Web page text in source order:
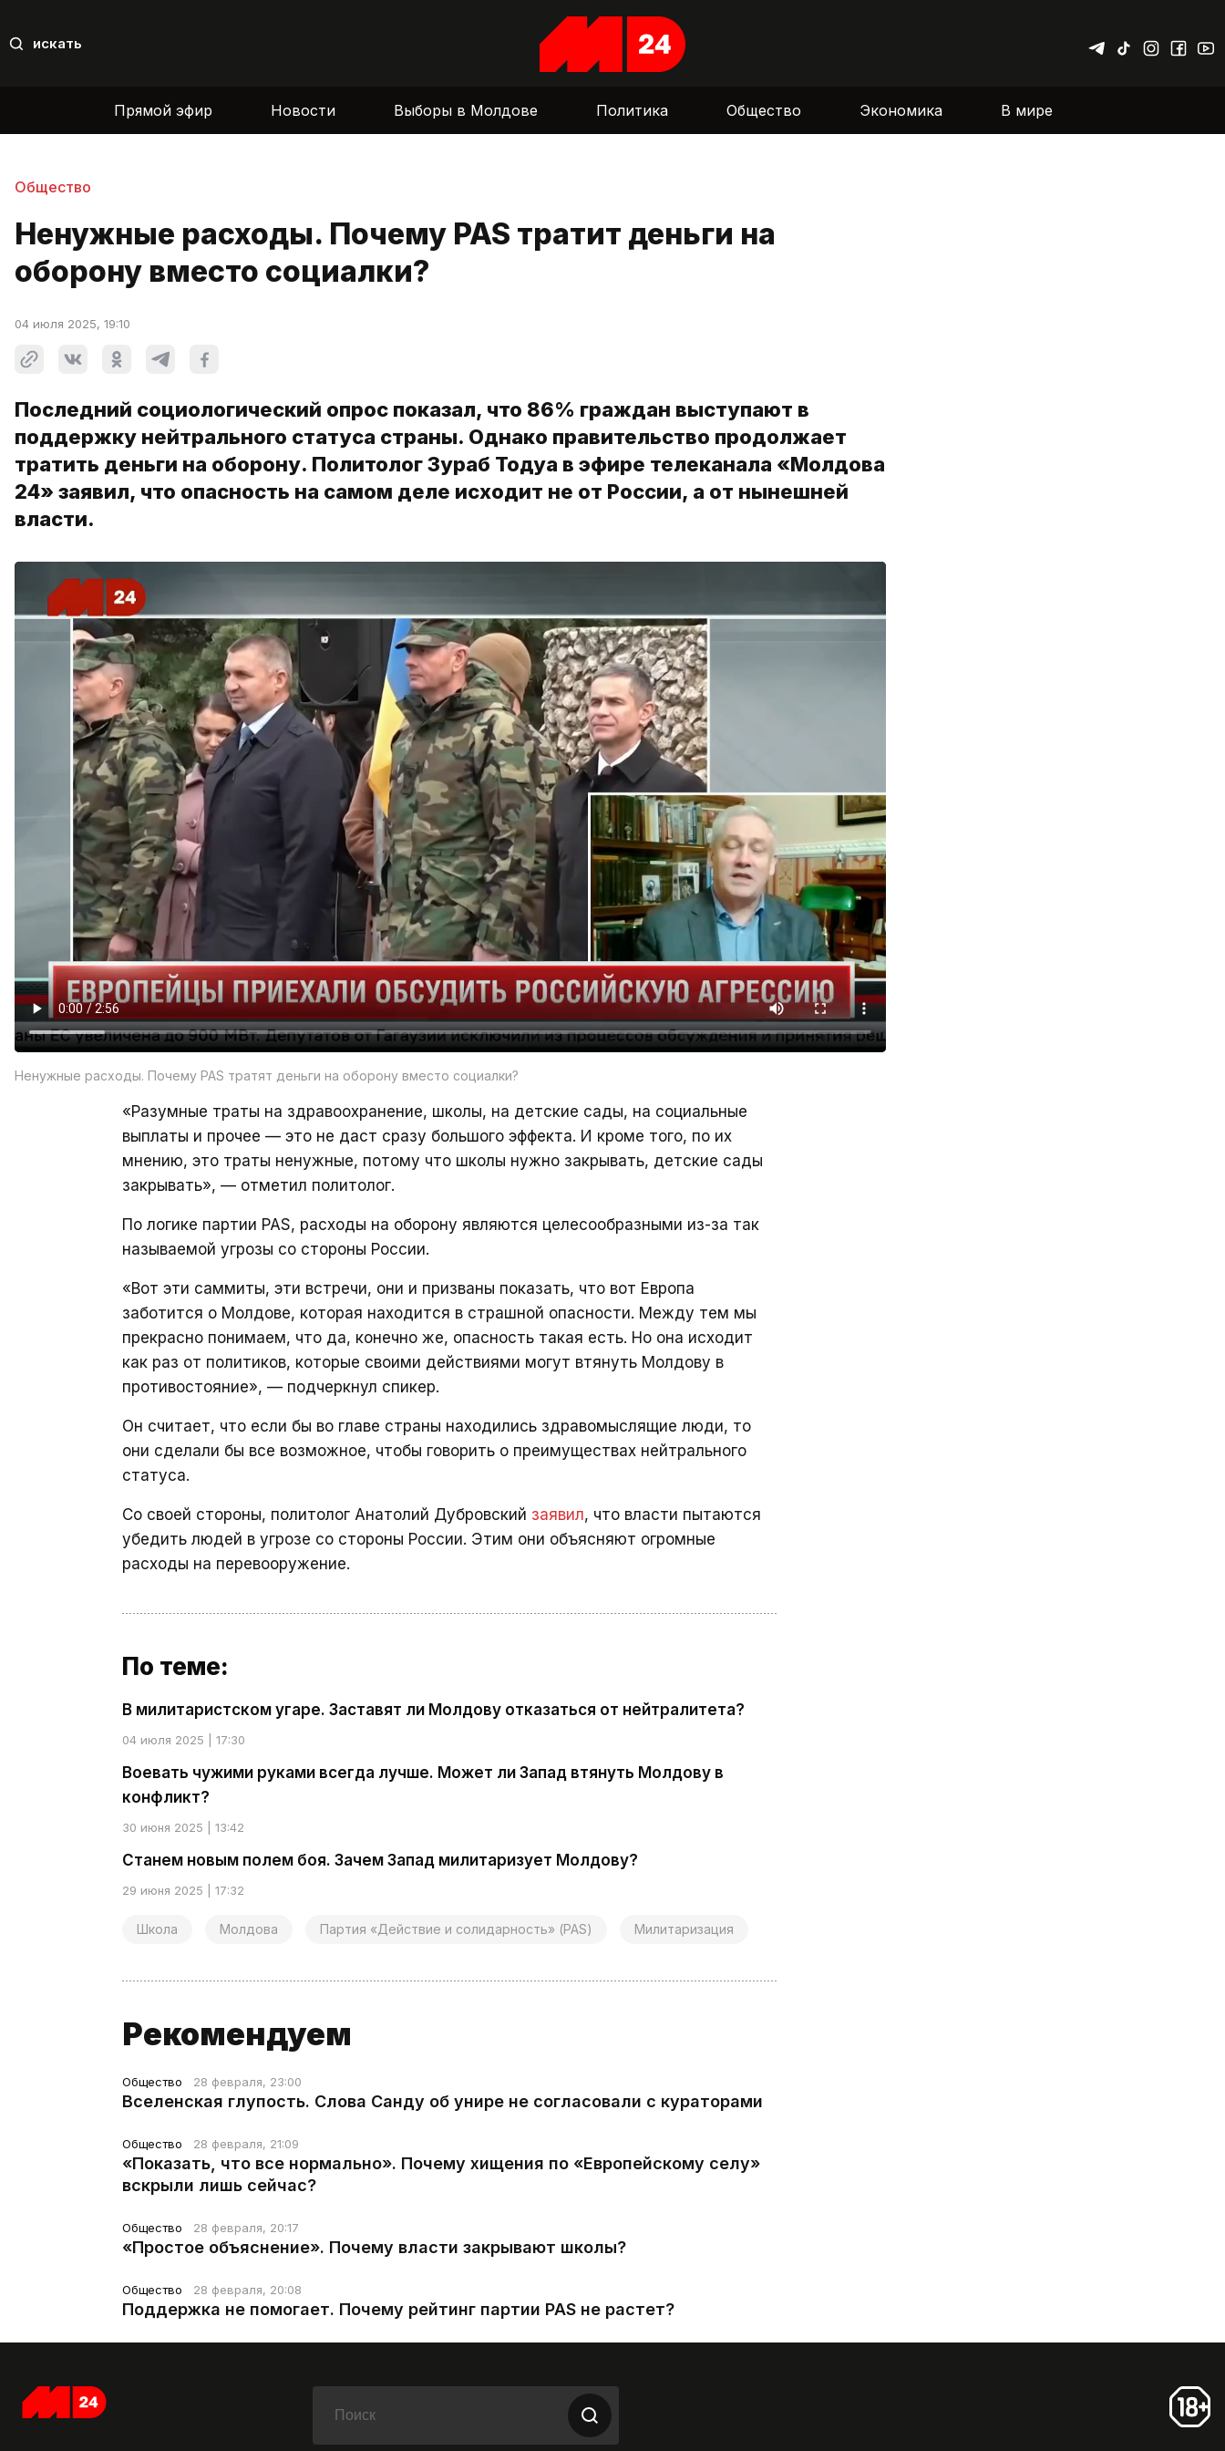
искать
Прямой эфир Новости Выборы в Молдове Политика Общество Экономика В мире
Общество
Ненужные расходы. Почему PAS тратит деньги на
оборону вместо социалки?
04 июля 2025, 19:10
Последний социологический опрос показал, что 86% граждан выступают в
поддержку нейтрального статуса страны. Однако правительство продолжает
тратить деньги на оборону. Политолог Зураб Тодуа в эфире телеканала «Молдова
24» заявил, что опасность на самом деле исходит не от России, а от нынешней
власти.
Ненужные расходы. Почему PAS тратят деньги на оборону вместо социалки?
«Разумные траты на здравоохранение, школы, на детские сады, на социальные
выплаты и прочее — это не даст сразу большого эффекта. И кроме того, по их
мнению, это траты ненужные, потому что школы нужно закрывать, детские сады
закрывать», — отметил политолог.
По логике партии PAS, расходы на оборону являются целесообразными из-за так
называемой угрозы со стороны России.
«Вот эти саммиты, эти встречи, они и призваны показать, что вот Европа
заботится о Молдове, которая находится в страшной опасности. Между тем мы
прекрасно понимаем, что да, конечно же, опасность такая есть. Но она исходит
как раз от политиков, которые своими действиями могут втянуть Молдову в
противостояние», — подчеркнул спикер.
Он считает, что если бы во главе страны находились здравомыслящие люди, то
они сделали бы все возможное, чтобы говорить о преимуществах нейтрального
статуса.
Со своей стороны, политолог Анатолий Дубровский заявил, что власти пытаются
убедить людей в угрозе со стороны России. Этим они объясняют огромные
расходы на перевооружение.
По теме:
В милитаристском угаре. Заставят ли Молдову отказаться от нейтралитета?
04 июля 2025 | 17:30
Воевать чужими руками всегда лучше. Может ли Запад втянуть Молдову в
конфликт?
30 июня 2025 | 13:42
Станем новым полем боя. Зачем Запад милитаризует Молдову?
29 июня 2025 | 17:32
Школа Молдова Партия «Действие и солидарность» (PAS) Милитаризация
Рекомендуем
Общество 28 февраля, 23:00
Вселенская глупость. Слова Санду об унире не согласовали с кураторами
Общество 28 февраля, 21:09
«Показать, что все нормально». Почему хищения по «Европейскому селу»
вскрыли лишь сейчас?
Общество 28 февраля, 20:17
«Простое объяснение». Почему власти закрывают школы?
Общество 28 февраля, 20:08
Поддержка не помогает. Почему рейтинг партии PAS не растет?